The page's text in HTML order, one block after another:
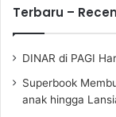
Terbaru –
DINAR di PAGI
Superbook
anak hingga